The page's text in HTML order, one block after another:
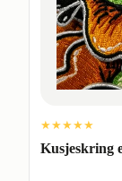
★★★★★
Kusjeskring